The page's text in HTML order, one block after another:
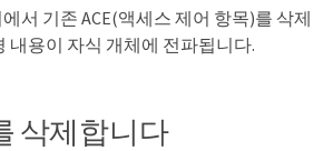
서 기존 ACE(액세스 제어 항목)를 삭제
내용이 자식 개체에 전파됩니다.
삭제합니다